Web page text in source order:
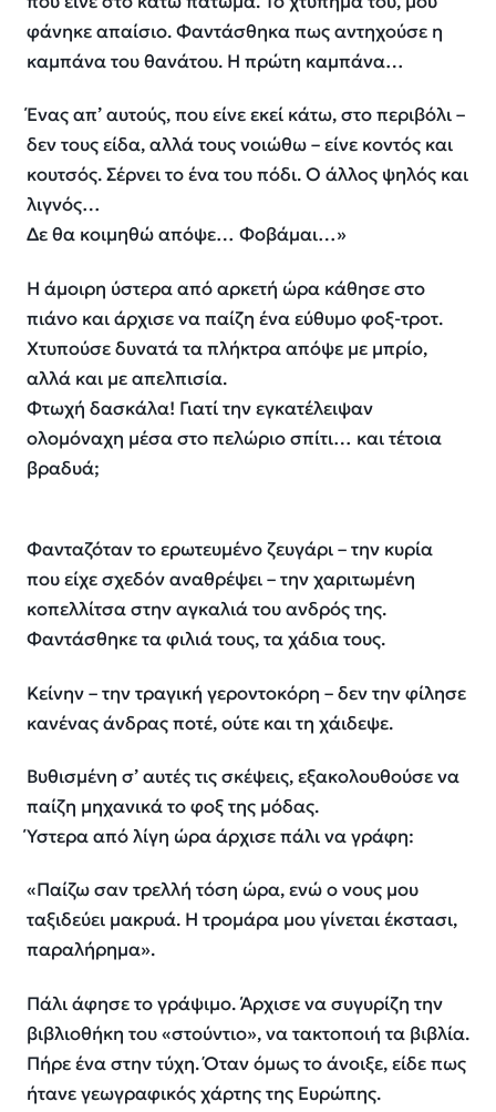
φάνηκε απαίσιο. Φαντάσθηκα πως αντηχούσε η
καμπάνα του θανάτου. Η πρώτη καμπάνα…
Ένας απ’ αυτούς, που είνε εκεί κάτω, στο περιβόλι –
δεν τους είδα, αλλά τους νοιώθω – είνε κοντός και
κουτσός. Σέρνει το ένα του πόδι. Ο άλλος ψηλός και
λιγνός…
Δε θα κοιμηθώ απόψε… Φοβάμαι…»
Η άμοιρη ύστερα από αρκετή ώρα κάθησε στο
πιάνο και άρχισε να παίζη ένα εύθυμο φοξ-τροτ.
Χτυπούσε δυνατά τα πλήκτρα απόψε με μπρίο,
αλλά και με απελπισία.
Φτωχή δασκάλα! Γιατί την εγκατέλειψαν
ολομόναχη μέσα στο πελώριο σπίτι… και τέτοια
βραδυά;
Φανταζόταν το ερωτευμένο ζευγάρι – την κυρία
που είχε σχεδόν αναθρέψει – την χαριτωμένη
κοπελλίτσα στην αγκαλιά του ανδρός της.
Φαντάσθηκε τα φιλιά τους, τα χάδια τους.
Κείνην – την τραγική γεροντοκόρη – δεν την φίλησε
κανένας άνδρας ποτέ, ούτε και τη χάιδεψε.
Βυθισμένη σ’ αυτές τις σκέψεις, εξακολουθούσε να
παίζη μηχανικά το φοξ της μόδας.
Ύστερα από λίγη ώρα άρχισε πάλι να γράφη:
«Παίζω σαν τρελλή τόση ώρα, ενώ ο νους μου
ταξιδεύει μακρυά. Η τρομάρα μου γίνεται έκστασι,
παραλήρημα».
Πάλι άφησε το γράψιμο. Άρχισε να συγυρίζη την
βιβλιοθήκη του «στούντιο», να τακτοποιή τα βιβλία.
Πήρε ένα στην τύχη. Όταν όμως το άνοιξε, είδε πως
ήτανε γεωγραφικός χάρτης της Ευρώπης.